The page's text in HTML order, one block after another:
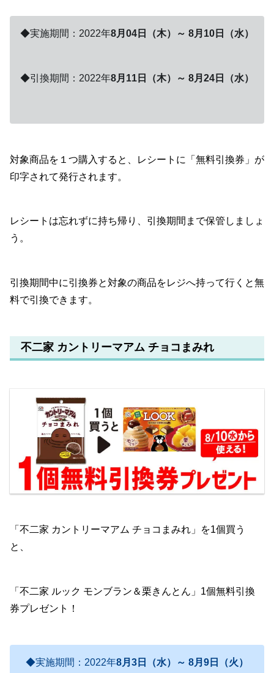
◆実施期間：2022年8月04日（木）～ 8月10日（水）
◆引換期間：2022年8月11日（木）～ 8月24日（水）
対象商品を１つ購入すると、レシートに「無料引換券」が
印字されて発行されます。
レシートは忘れずに持ち帰り、引換期間まで保管しましょ
う。
引換期間中に引換券と対象の商品をレジへ持って行くと無
料で引換できます。
不二家 カントリーマアム チョコまみれ
「不二家 カントリーマアム チョコまみれ」を1個買う
と、
「不二家 ルック モンブラン＆栗きんとん」1個無料引換
券プレゼント！
◆実施期間：2022年8月3日（水）～ 8月9日（火）